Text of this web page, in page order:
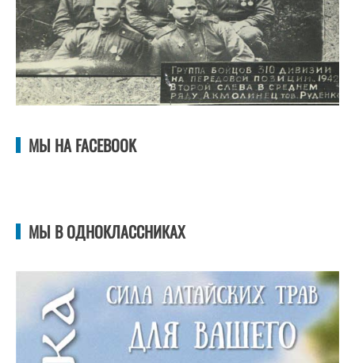
МЫ НА FACEBOOK
МЫ В ОДНОКЛАССНИКАХ